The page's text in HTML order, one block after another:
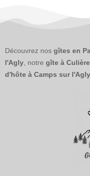
Découvrez nos gîtes en
l'Agly , notre gîte à
d'hôte à Camps sur l'Agly